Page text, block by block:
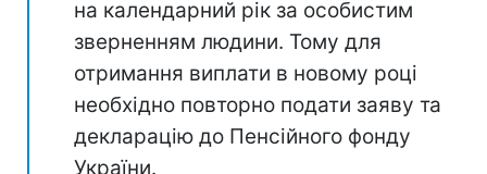
на календарний рік за особистим
зверненням людини. Тому для
отримання виплати в новому році
необхідно повторно подати заяву та
декларацію до Пенсійного фонду
України.